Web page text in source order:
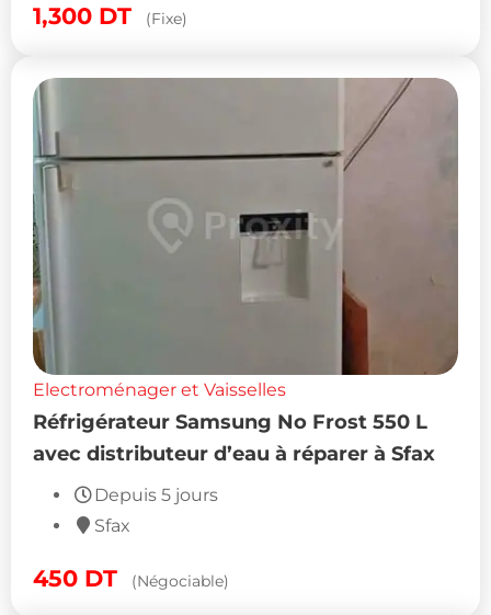
1,300 DT (Fixe)
Electroménager et Vaisselles
Réfrigérateur Samsung No Frost 550 L
avec distributeur d’eau à réparer à Sfax
Depuis 5 jours
Sfax
450 DT (Négociable)